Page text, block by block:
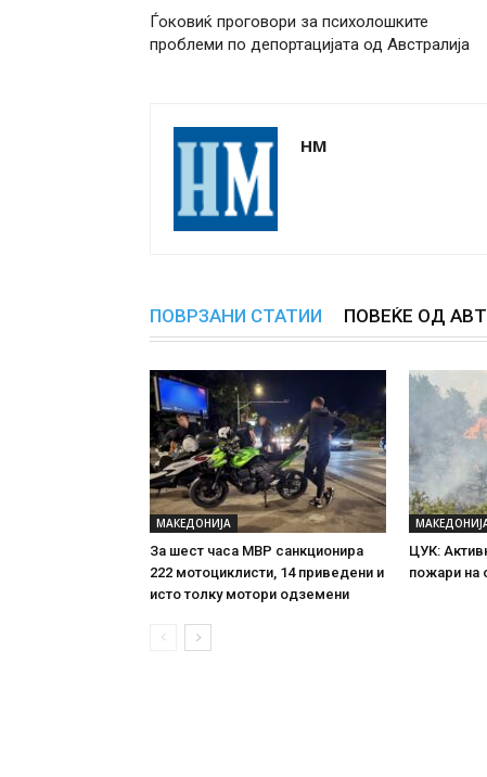
Ѓоковиќ проговори за психолошките
проблеми по депортацијата од Австралија
НМ
ПОВРЗАНИ СТАТИИ ПОВЕЌЕ ОД
МАКЕДОНИЈА
За шест часа МВР санкционира
222 мотоциклисти, 14 приведени и
исто толку мотори одземени
ЦУК:
пожари на